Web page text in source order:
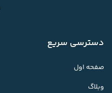
دسترسی سریع
صفحه اول
وبلاگ